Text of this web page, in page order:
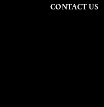
CONTACT US